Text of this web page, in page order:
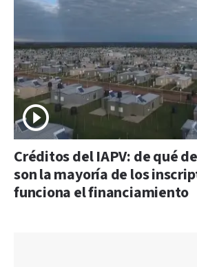
Créditos del IAPV: de qué
son la mayoría de los
funciona el financiamiento